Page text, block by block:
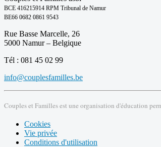
BCE 416215914 RPM Tribunal de Namur
BE66 0682 0861 9543
Rue Basse Marcelle, 26
5000 Namur – Belgique
Tél : 081 45 02 99
info@couplesfamilles.be
Couples et Familles est une organisation d'éducation
Cookies
Vie privée
Conditions d'utilisation